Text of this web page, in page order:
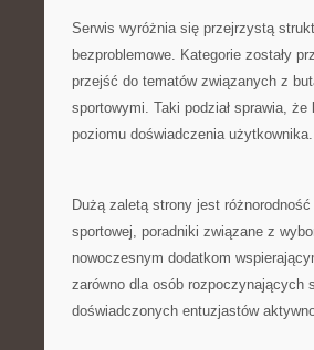
Serwis wyróżnia się przejrzystą
bezproblemowe. Kategorie zostały
przejść do tematów związanych z
sportowymi. Taki podział sprawia,
poziomu doświadczenia użytkownika.
Dużą zaletą strony jest
sportowej, poradniki związane z
nowoczesnym dodatkom
zarówno dla osób rozpoczynających
doświadczonych entuzjastów